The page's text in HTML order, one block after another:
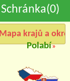
Schránka(0)
Mapa krajů a
Polabí»